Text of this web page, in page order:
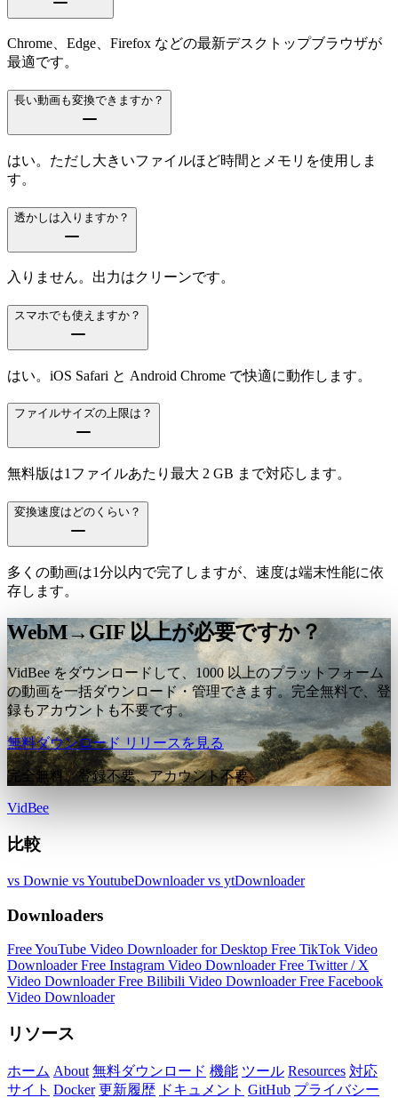
Chrome、Edge、Firefox などの最新デスクトップブラウザが
最適です。
長い動画も変換できますか？
はい。ただし大きいファイルほど時間とメモリを使用しま
す。
透かしは入りますか？
入りません。出力はクリーンです。
スマホでも使えますか？
はい。iOS Safari と Android Chrome で快適に動作します。
ファイルサイズの上限は？
無料版は1ファイルあたり最大 2 GB まで対応します。
変換速度はどのくらい？
多くの動画は1分以内で完了しますが、速度は端末性能に依
存します。
WebM→GIF 以上が必要ですか？
VidBee をダウンロードして、1000 以上のプラットフォーム
の動画を一括ダウンロード・管理できます。完全無料で、登
録もアカウントも不要です。
無料ダウンロード リリースを見る
完全無料。登録不要、アカウント不要。
VidBee
比較
vs Downie vs YoutubeDownloadervs ytDownloader
Downloaders
Free YouTube Video Downloader for Desktop Free TikTok Video
DownloaderFree Instagram Video DownloaderFree Twitter / X
Video DownloaderFree Bilibili Video DownloaderFree Facebook
Video Downloader
リソース
ホーム About 無料ダウンロード 機能 ツール Resources 対応
サイト Docker 更新履歴 ドキュメント GitHub プライバシー